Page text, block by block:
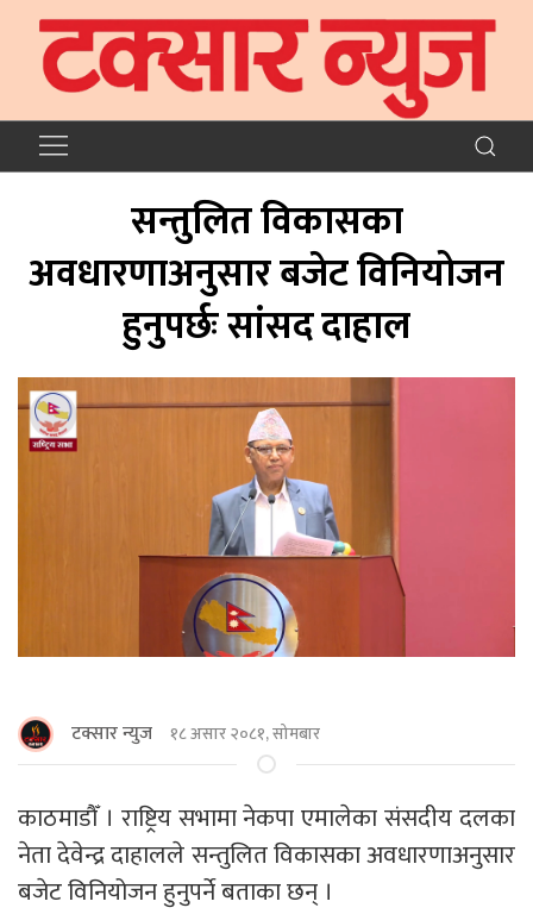
सन्तुलित विकासका
अवधारणाअनुसार बजेट विनियोजन
हुनुपर्छः सांसद दाहाल
टक्सार न्युज १८ असार २०८१, सोमबार
काठमाडाैँ । राष्ट्रिय सभामा नेकपा एमालेका संसदीय दलका
नेता देवेन्द्र दाहालले सन्तुलित विकासका अवधारणाअनुसार
बजेट विनियोजन हुनुपर्ने बताका छन् ।